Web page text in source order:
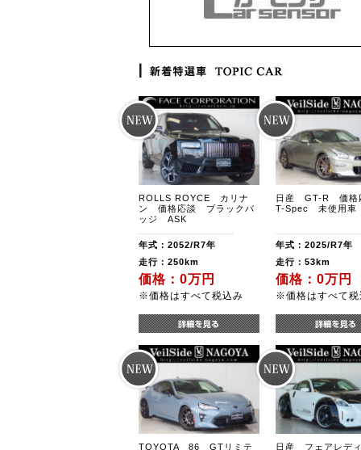
ROLLS ROYCE カリナ
ン 価格応談 ブラックバ
ッジ ASK
年式：2052/R7年
走行：250km
価格：0万円
※価格はすべて税込み
日産 GT-R 価
T-Spec 未使用
年式：2025/R7年
走行：53km
価格：0万円
※価格はすべて税
TOYOTA 86 GTリミテ 日産 フェアレデ